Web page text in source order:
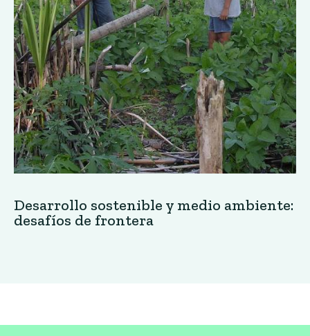
Desarrollo sostenible y medio ambiente:
desafíos de frontera